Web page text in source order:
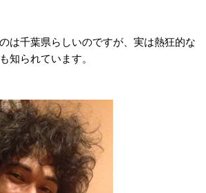
は千葉県らしいのですが、実は熱狂的な
知られています。